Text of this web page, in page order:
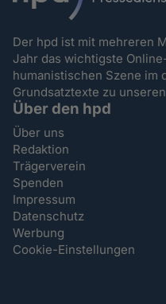
Der hpd ist mit mehreren
Jahr das wichtigste
humanistischen Szene im
Grundsatztexte zu
Über den hpd
Über uns
Redaktion
Trägerverein
Spenden
Impressum
Datenschutz
Werbung
Cookie-Einstellungen